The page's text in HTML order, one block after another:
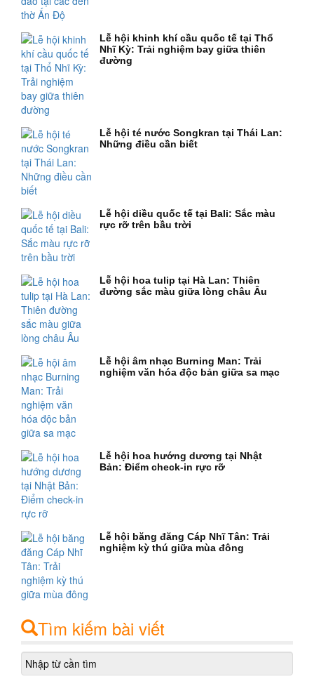
Lễ hội khinh khí cầu quốc tế tại Thổ
Nhĩ Kỳ: Trải nghiệm bay giữa thiên
đường
Lễ hội té nước Songkran tại Thái Lan:
Những điều cần biết
Lễ hội diều quốc tế tại Bali: Sắc màu
rực rỡ trên bầu trời
Lễ hội hoa tulip tại Hà Lan: Thiên
đường sắc màu giữa lòng châu Âu
Lễ hội âm nhạc Burning Man: Trải
nghiệm văn hóa độc bản giữa sa mạc
Lễ hội hoa hướng dương tại Nhật
Bản: Điểm check-in rực rỡ
Lễ hội băng đăng Cáp Nhĩ Tân: Trải
nghiệm kỳ thú giữa mùa đông
Tìm kiếm bài viết